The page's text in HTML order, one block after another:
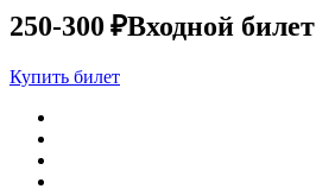
250-300 ₽Входной билет
Купить билет